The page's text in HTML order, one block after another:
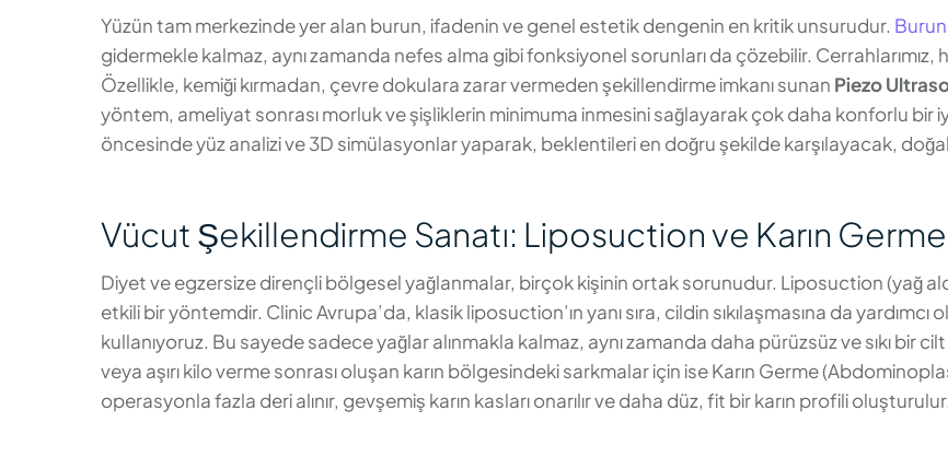
Yüzün tam merkezinde yer alan burun, ifadenin ve genel estetik dengenin en kritik unsurudur.
gidermekle kalmaz, aynı zamanda nefes alma gibi fonksiyonel sorunları da çözebilir. Cerrahlarımız,
Özellikle, kemiği kırmadan, çevre dokulara zarar vermeden şekillendirme imkanı sunan Piezo
yöntem, ameliyat sonrası morluk ve şişliklerin minimuma inmesini sağlayarak çok daha konforlu bir
öncesinde yüz analizi ve 3D simülasyonlar yaparak, beklentileri en doğru şekilde karşılayacak,
Vücut Şekillendirme Sanatı: Liposuction ve Karın Germe
Diyet ve egzersize dirençli bölgesel yağlanmalar, birçok kişinin ortak sorunudur. Liposuction (yağ
etkili bir yöntemdir. Clinic Avrupa’da, klasik liposuction’ın yanı sıra, cildin sıkılaşmasına da
kullanıyoruz. Bu sayede sadece yağlar alınmakla kalmaz, aynı zamanda daha pürüzsüz ve sıkı bir
veya aşırı kilo verme sonrası oluşan karın bölgesindeki sarkmalar için ise Karın Germe
operasyonla fazla deri alınır, gevşemiş karın kasları onarılır ve daha düz, fit bir karın profili oluşturulur.